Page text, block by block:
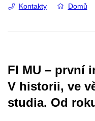
Kontakty Domů
FI MU – první
V historii, ve
studia. Od